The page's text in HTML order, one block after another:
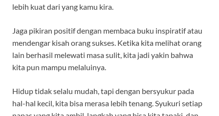
lebih kuat dari yang kamu kira.
Jaga pikiran positif dengan membaca buku inspiratif atau
mendengar kisah orang sukses. Ketika kita melihat orang
lain berhasil melewati masa sulit, kita jadi yakin bahwa
kita pun mampu melaluinya.
Hidup tidak selalu mudah, tapi dengan bersyukur pada
hal-hal kecil, kita bisa merasa lebih tenang. Syukuri setiap